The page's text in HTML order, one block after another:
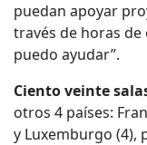
puedan apoyar
través de horas de
puedo ayudar”.
Ciento veinte
otros 4 países:
y Luxemburgo (4),